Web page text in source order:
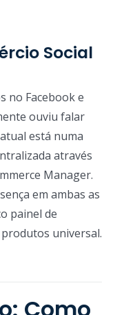
Social
no Facebook e
ouviu falar
está numa
através
Manager.
em ambas as
painel de
universal.